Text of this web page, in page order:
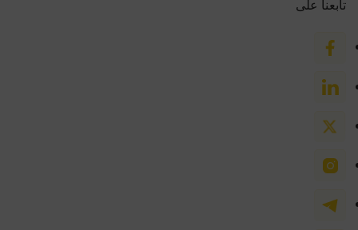
تابعنا على